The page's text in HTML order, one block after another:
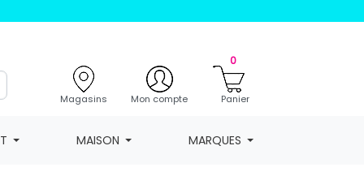
Magasins Mon compte
0
Panier
MAISON MARQUES